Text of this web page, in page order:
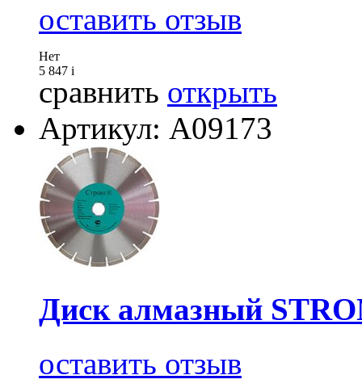
оставить отзыв
Нет
5 847 i
сравнить открыть
Артикул: А09173
Диск алмазный
оставить отзыв